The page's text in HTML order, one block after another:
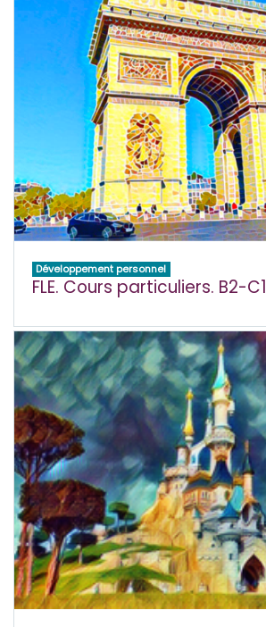
Développement personnel
FLE. Cours particuliers. B2-C1